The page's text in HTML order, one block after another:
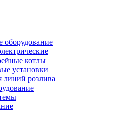
оборудование
котлы
установки
линий розлива